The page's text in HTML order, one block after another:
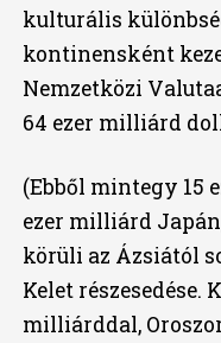
kulturális
kontinensként
Nemzetközi
64 ezer milliárd
(Ebből mintegy 15
ezer milliárd
körüli az Ázsiától
Kelet részesedése.
milliárddal,